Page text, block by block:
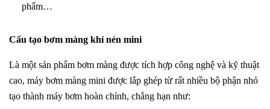
phẩm…
Cấu tạo bơm màng khí nén mini
Là một sản phẩm bơm màng được tích hợp công nghệ và kỹ thuật
cao, máy bơm màng mini được lắp ghép từ rất nhiều bộ phận nhỏ
tạo thành máy bơm hoàn chỉnh, chẳng hạn như: